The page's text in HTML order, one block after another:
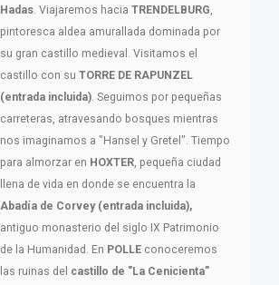
Hadas . Viajaremos hacia TRENDELBURG
pintoresca aldea amurallada dominada por
su gran castillo medieval. Visitamos el
castillo con su TORRE DE RAPUNZEL
(entrada incluida) . Seguimos por pequeñas
carreteras, atravesando bosques mientras
nos imaginamos a "Hansel y Gretel". Tiempo
para almorzar en HOXTER , pequeña ciudad
llena de vida en donde se encuentra la
Abadía de Corvey (entrada incluida),
antiguo monasterio del siglo IX Patrimonio
de la Humanidad. En POLLE conoceremos
las ruinas del castillo de "La Cenicienta"